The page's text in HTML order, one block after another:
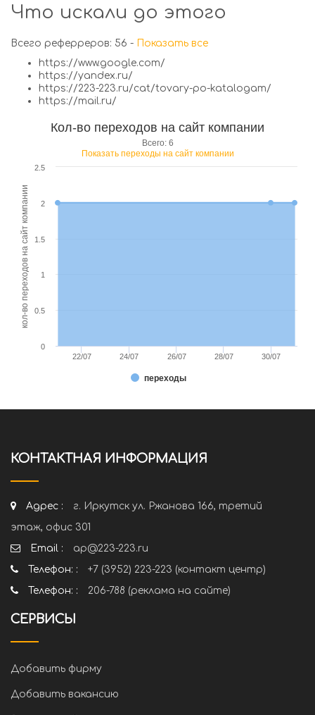
Что искали до этого
Всего реферреров: 56 - Показать все
https://www.google.com/
https://yandex.ru/
https://223-223.ru/cat/tovary-po-katalogam/
https://mail.ru/
кол-во переходов на сайт компании
Кол-во переходов на сайт компании
Всего: 6
Показать переходы на сайт компании
переходы
22/07 24/07 26/07 28/07 30/07
0
0.5
1
1.5
2
2.5
КОНТАКТНАЯ ИНФОРМАЦИЯ
Адрес :
г. Иркутск ул. Ржанова 166, третий
этаж, офис 301
Email :
ap@223-223.ru
Телефон: :
+7 (3952) 223-223 (контакт центр)
Телефон: :
206-788 (реклама на сайте)
СЕРВИСЫ
Добавить фирму
Добавить вакансию